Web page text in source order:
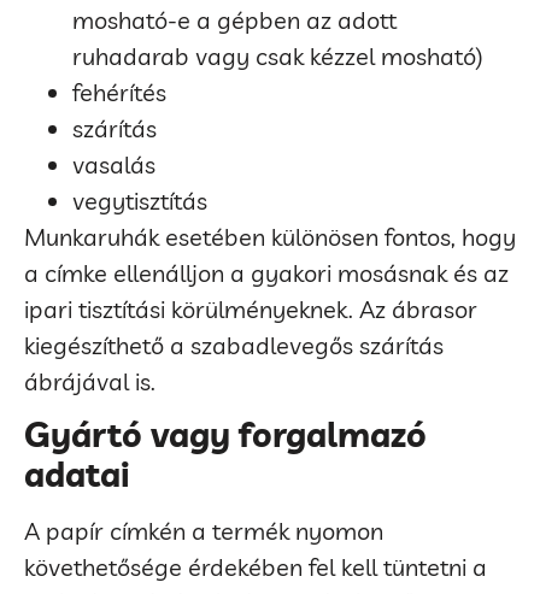
mosható-e a gépben az adott
ruhadarab vagy csak kézzel mosható)
fehérítés
szárítás
vasalás
vegytisztítás
Munkaruhák esetében különösen fontos, hogy
a címke ellenálljon a gyakori mosásnak és az
ipari tisztítási körülményeknek. Az ábrasor
kiegészíthető a szabadlevegős szárítás
ábrájával is.
Gyártó vagy forgalmazó
adatai
A papír címkén a termék nyomon
követhetősége érdekében fel kell tüntetni a